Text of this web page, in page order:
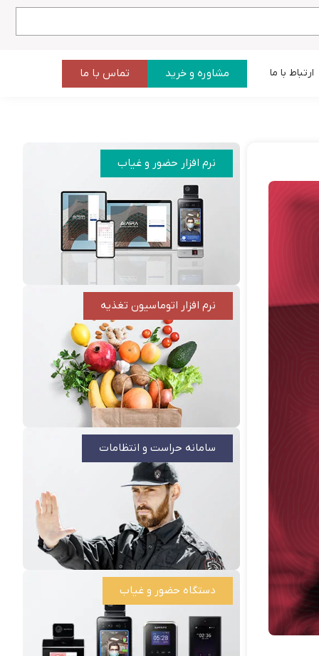
ارتباط با ما مشاوره و خرید تماس با ما
نرم افزار حضور و غیاب
نرم افزار اتوماسیون تغذیه
سامانه حراست و انتظامات
دستگاه حضور و غیاب